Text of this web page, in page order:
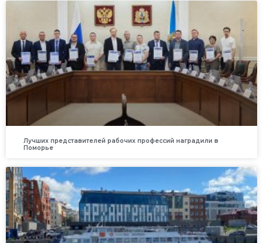
Лучших представителей рабочих профессий наградили в
Поморье